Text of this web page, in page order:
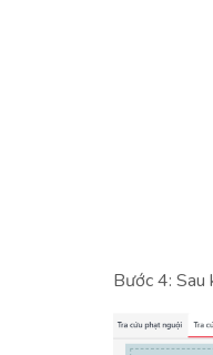
Bước 4: Sau